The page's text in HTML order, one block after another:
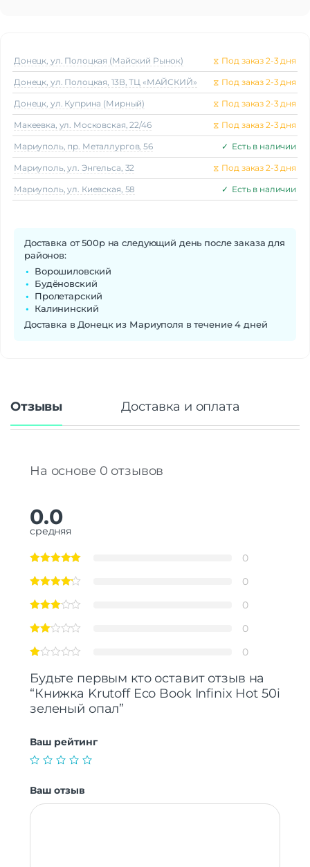
Донецк, ул. Полоцкая (Майский Рынок) ⧖ Под заказ 2-3 дня
Донецк, ул. Полоцкая, 13В, ТЦ «МАЙСКИЙ» ⧖ Под заказ 2-3 дня
Донецк, ул. Куприна (Мирный) ⧖ Под заказ 2-3 дня
Макеeвка, ул. Московская, 22/46 ⧖ Под заказ 2-3 дня
Мариуполь, пр. Металлургов, 56 ✓ Есть в наличии
Мариуполь, ул. Энгельса, 32 ⧖ Под заказ 2-3 дня
Мариуполь, ул. Киевская, 58 ✓ Есть в наличии
Доставка от 500р на следующий день после заказа для
районов:
Ворошиловский
Будёновский
Пролетарский
Калининский
Доставка в Донецк из Мариуполя в течение 4 дней
Отзывы Доставка и оплата
На основе 0 отзывов
0.0
средняя
0
0
0
0
0
Будьте первым кто оставит отзыв на
“Книжка Krutoff Eco Book Infinix Hot 50i
зеленый опал”
Ваш рейтинг
Ваш отзыв